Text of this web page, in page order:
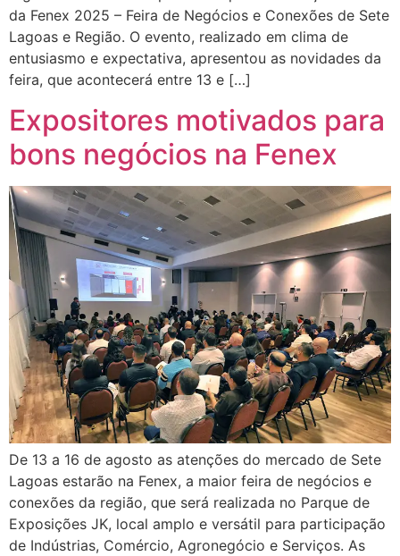
da Fenex 2025 – Feira de Negócios e Conexões de Sete
Lagoas e Região. O evento, realizado em clima de
entusiasmo e expectativa, apresentou as novidades da
feira, que acontecerá entre 13 e […]
Expositores motivados para
bons negócios na Fenex
De 13 a 16 de agosto as atenções do mercado de Sete
Lagoas estarão na Fenex, a maior feira de negócios e
conexões da região, que será realizada no Parque de
Exposições JK, local amplo e versátil para participação
de Indústrias, Comércio, Agronegócio e Serviços. As